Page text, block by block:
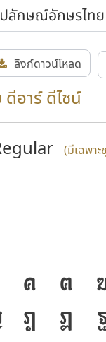
ลิงก์ดาวน์โหลด
อาร์ ดีไซน์
(มีเฉพาะ
ค ฅ
ฎ ฏ